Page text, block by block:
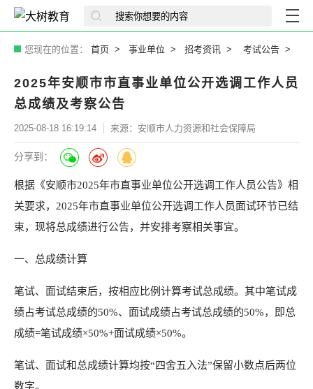
您现在的位置： 首页 事业单位 招考资讯 考试公告
2025年安顺市市直事业单位公开选调工作人员
总成绩及考察公告
2025-08-18 16:19:14 来源：安顺市人力资源和社会保障局
分享到：
根据《安顺市2025年市直事业单位公开选调工作人员公告》相
关要求，2025年市直事业单位公开选调工作人员面试环节已结
束，现将总成绩进行公告，并安排考察相关事宜。
一、总成绩计算
笔试、面试结束后，按相应比例计算考试总成绩。其中笔试成
绩占考试总成绩的50%、面试成绩占考试总成绩的50%，即总
成绩=笔试成绩×50%+面试成绩×50%。
笔试、面试和总成绩计算均按“四舍五入法”保留小数点后两位
数字。